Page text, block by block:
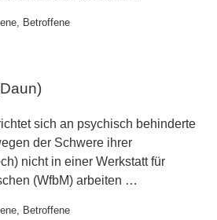
Betroffene
sich an psychisch behinderte
der Schwere ihrer
nicht in einer Werkstatt für
(WfbM) arbeiten …
, Betroffene